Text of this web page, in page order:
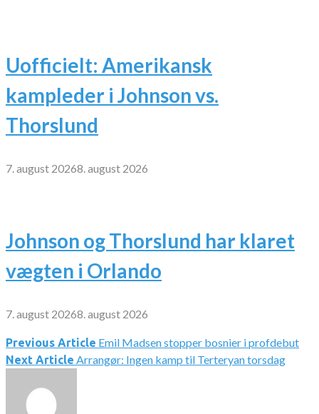
Uofficielt: Amerikansk
kampleder i Johnson vs.
Thorslund
7. august 20268. august 2026
Johnson og Thorslund har klaret
vægten i Orlando
7. august 20268. august 2026
Indlægsnavigation
Previous Article Emil Madsen stopper bosnier i profdebut
Next Article Arrangør: Ingen kamp til Terteryan torsdag